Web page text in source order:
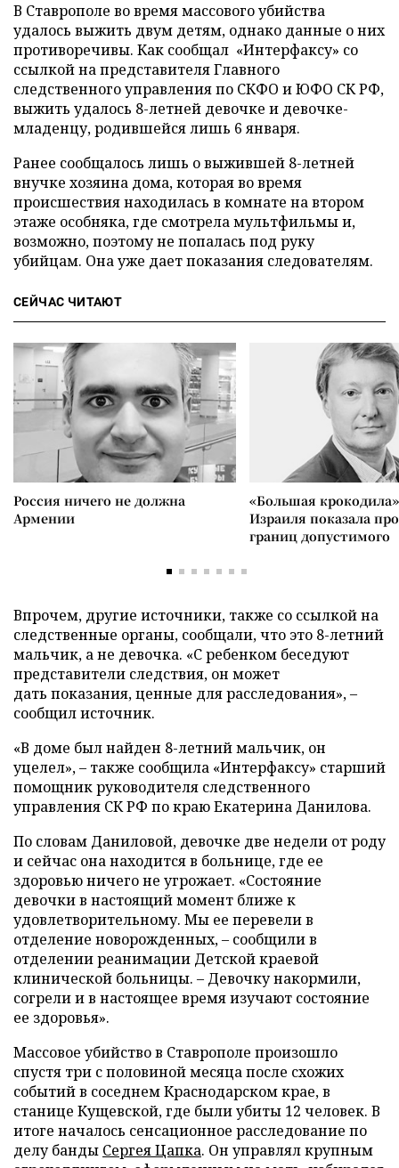
В Ставрополе во время массового убийства
удалось выжить двум детям, однако данные о них
противоречивы. Как сообщал «Интерфаксу» со
ссылкой на представителя Главного
следственного управления по СКФО и ЮФО СК РФ,
выжить удалось 8-летней девочке и девочке-
младенцу, родившейся лишь 6 января.
Ранее сообщалось лишь о выжившей 8-летней
внучке хозяина дома, которая во время
происшествия находилась в комнате на втором
этаже особняка, где смотрела мультфильмы и,
возможно, поэтому не попалась под руку
убийцам. Она уже дает показания следователям.
СЕЙЧАС ЧИТАЮТ
Россия ничего не должна
Армении
«Большая
Израиля показала
границ допустимого
Впрочем, другие источники, также со ссылкой на
следственные органы, сообщали, что это 8-летний
мальчик, а не девочка. «С ребенком беседуют
представители следствия, он может
дать показания, ценные для расследования»,–
сообщил источник.
«В доме был найден 8-летний мальчик, он
уцелел»,– также сообщила «Интерфаксу» старший
помощник руководителя следственного
управления СК РФ по краю Екатерина Данилова.
По словам Даниловой, девочке две недели от роду
и сейчас она находится в больнице, где ее
здоровью ничего не угрожает. «Состояние
девочки в настоящий момент ближе к
удовлетворительному. Мы ее перевели в
отделение новорожденных,– сообщили в
отделении реанимации Детской краевой
клинической больницы. – Девочку накормили,
согрели и в настоящее время изучают состояние
ее здоровья».
Массовое убийство в Ставрополе произошло
спустя три с половиной месяца после схожих
событий в соседнем Краснодарском крае, в
станице Кущевской, где были убиты 12 человек. В
итоге началось сенсационное расследование по
делу банды Сергея Цапка. Он управлял крупным